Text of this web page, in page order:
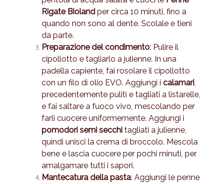
Rigate Bioland per circa 10 minuti, fino a
quando non sono al dente. Scolale e tieni
da parte.
Preparazione del condimento: Pulire il
cipollotto e tagliarlo a julienne. In una
padella capiente, fai rosolare il cipollotto
con un filo di olio EVO. Aggiungi i calamari,
precedentemente puliti e tagliati a listarelle,
e fai saltare a fuoco vivo, mescolando per
farli cuocere uniformemente. Aggiungi i
pomodori semi secchi tagliati a julienne,
quindi unisci la crema di broccolo. Mescola
bene e lascia cuocere per pochi minuti, per
amalgamare tutti i sapori.
Mantecatura della pasta: Aggiungi le penne